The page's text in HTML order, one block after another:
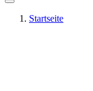
Startseite